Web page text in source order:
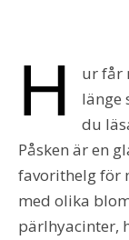
H
ur får
länge
du
Påsken är en
favorithelg för
med olika
pärlhyacinter,